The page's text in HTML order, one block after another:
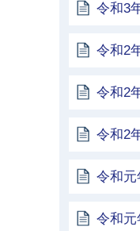
令和3
令和2
令和2
令和2
令和元
令和元